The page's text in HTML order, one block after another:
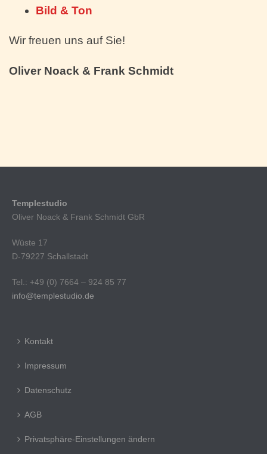
Bild & Ton
Wir freuen uns auf Sie!
Oliver Noack & Frank Schmidt
Templestudio
Oliver Noack & Frank Schmidt GbR
Wüste 17
D-79227 Schallstadt
Tel.: +49 (0) 7664 – 924 85 77
info@templestudio.de
Kontakt
Impressum
Datenschutz
AGB
Privatsphäre-Einstellungen ändern